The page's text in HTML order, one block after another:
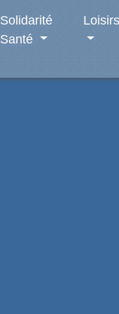
Solidarité
Santé
Loisirs